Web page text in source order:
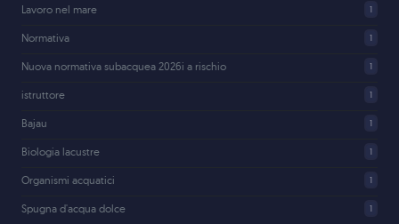
Lavoro nel mare 1
Normativa 1
Nuova normativa subacquea 2026i a rischio 1
istruttore 1
Bajau 1
Biologia lacustre 1
Organismi acquatici 1
Spugna d'acqua dolce 1